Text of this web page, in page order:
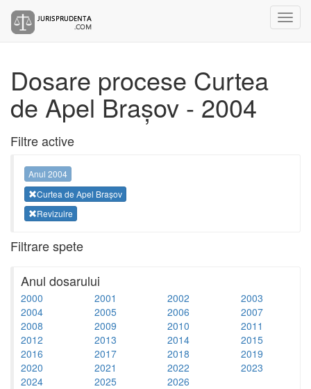
Dosare procese Curtea
de Apel Brașov - 2004
Filtre active
Anul 2004
Curtea de Apel Brașov
Revizuire
Filtrare spete
Anul dosarului
2000 2001 2002
2003
2004
2005 2006
2007
2008
2009 2010
2011
2012
2013 2014
2015
2016
2017 2018
2019
2020
2021 2022
2023
2024
2025 2026